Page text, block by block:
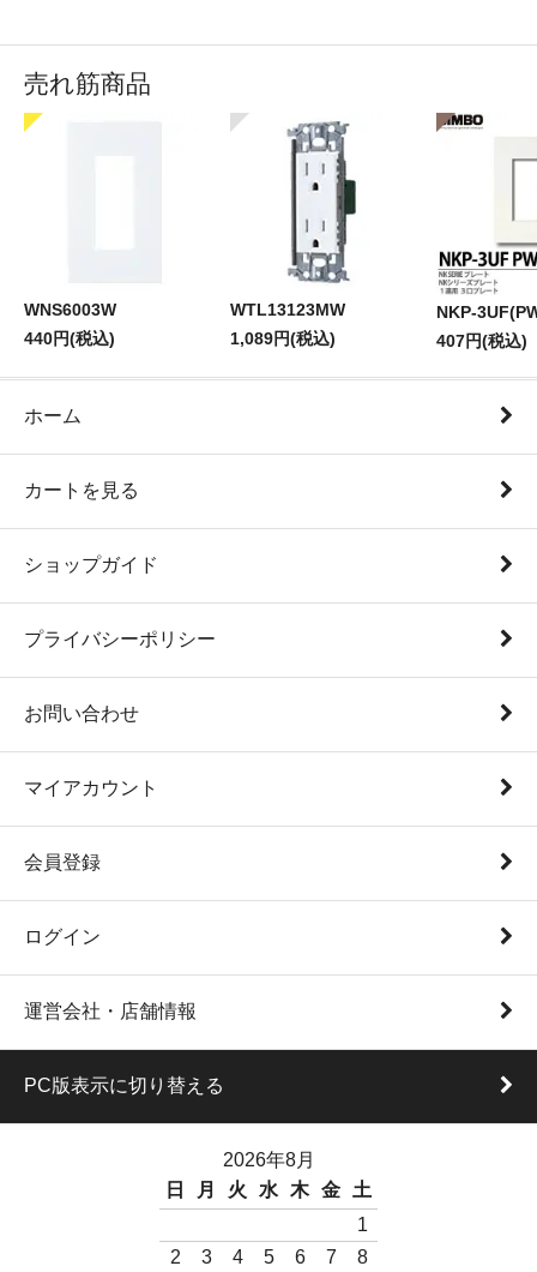
売れ筋商品
WNS6003W
440円(税込)
WTL13123MW
1,089円(税込)
NKP-
407円(税込)
ホーム
カートを見る
ショップガイド
プライバシーポリシー
お問い合わせ
マイアカウント
会員登録
ログイン
運営会社・店舗情報
PC版表示に切り替える
2026年8月
日
月 火 水 木 金
土
1
2
3 4 5 6 7 8